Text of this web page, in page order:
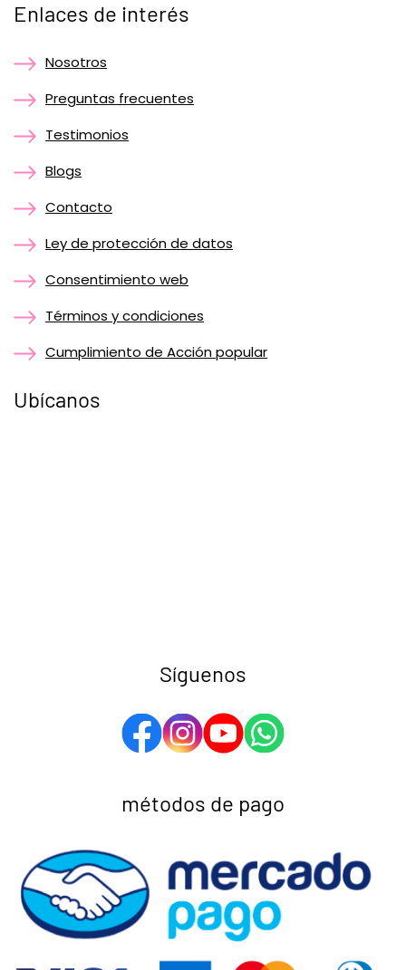
Enlaces de interés
Nosotros
Preguntas frecuentes
Testimonios
Blogs
Contacto
Ley de protección de datos
Consentimiento web
Términos y condiciones
Cumplimiento de Acción popular
Ubícanos
Síguenos
métodos de pago